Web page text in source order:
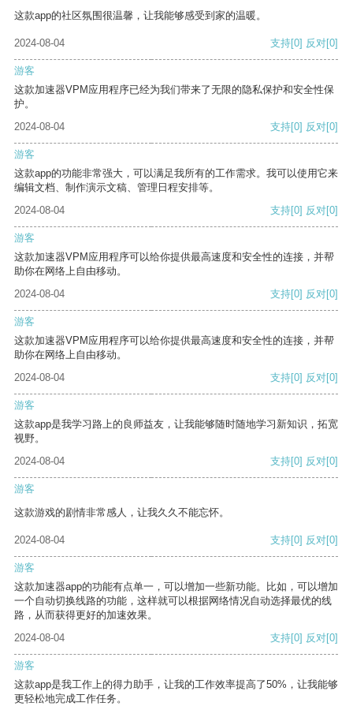
这款app的社区氛围很温馨，让我能够感受到家的温暖。
2024-08-04 支持[0] 反对[0]
游客
这款加速器VPM应用程序已经为我们带来了无限的隐私保护和安全性保
护。
2024-08-04
支持[0] 反对[0]
游客
这款app的功能非常强大，可以满足我所有的工作需求。我可以使用它来
编辑文档、制作演示文稿、管理日程安排等。
2024-08-04
支持[0] 反对[0]
游客
这款加速器VPM应用程序可以给你提供最高速度和安全性的连接，并帮
助你在网络上自由移动。
2024-08-04
支持[0] 反对[0]
游客
这款加速器VPM应用程序可以给你提供最高速度和安全性的连接，并帮
助你在网络上自由移动。
2024-08-04
支持[0] 反对[0]
游客
这款app是我学习路上的良师益友，让我能够随时随地学习新知识，拓宽
视野。
2024-08-04
支持[0] 反对[0]
游客
这款游戏的剧情非常感人，让我久久不能忘怀。
2024-08-04 支持[0] 反对[0]
游客
这款加速器app的功能有点单一，可以增加一些新功能。比如，可以增加
一个自动切换线路的功能，这样就可以根据网络情况自动选择最优的线
路，从而获得更好的加速效果。
2024-08-04
支持[0] 反对[0]
游客
这款app是我工作上的得力助手，让我的工作效率提高了50%，让我能够
更轻松地完成工作任务。